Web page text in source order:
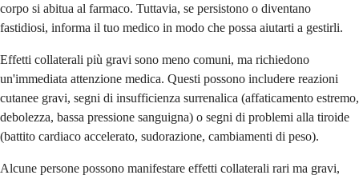
corpo si abitua al farmaco. Tuttavia, se persistono o diventano
fastidiosi, informa il tuo medico in modo che possa aiutarti a gestirli.
Effetti collaterali più gravi sono meno comuni, ma richiedono
un'immediata attenzione medica. Questi possono includere reazioni
cutanee gravi, segni di insufficienza surrenalica (affaticamento estremo,
debolezza, bassa pressione sanguigna) o segni di problemi alla tiroide
(battito cardiaco accelerato, sudorazione, cambiamenti di peso).
Alcune persone possono manifestare effetti collaterali rari ma gravi,